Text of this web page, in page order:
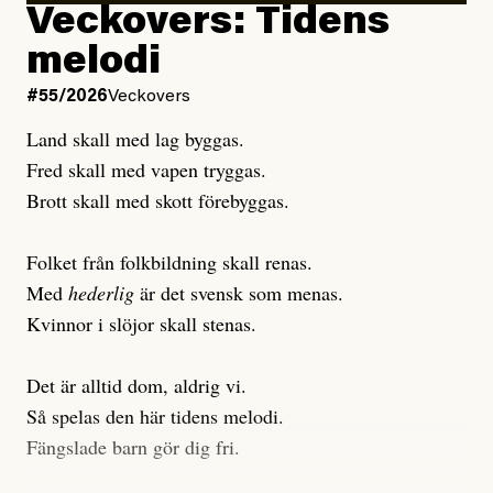
Publicerad6 August, 2026
Uppdaterad6 August, 2026
Publicerad3 August, 2026
Uppdaterad3 August, 2026
Veckovers: Tidens
melodi
#55/2026Veckovers
Land skall med lag byggas.
Fred skall med vapen tryggas.
Brott skall med skott förebyggas.
Folket från folkbildning skall renas.
Med hederlig är det svensk som menas.
Kvinnor i slöjor skall stenas.
Det är alltid dom, aldrig vi.
Så spelas den här tidens melodi.
Fängslade barn gör dig fri.